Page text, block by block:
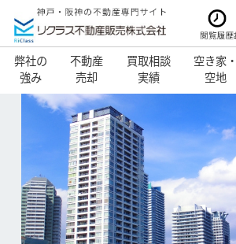
弊社の
強み
不動産
売却
買取相談
実績
空き家・
空地